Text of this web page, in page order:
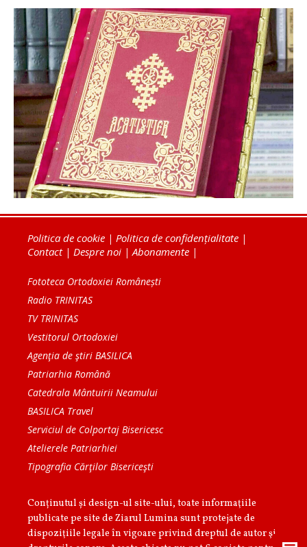
Politica de cookie | Politica de confidențialitate |
Contact| Despre noi | Abonamente |
Fototeca Ortodoxiei Românești
Radio TRINITAS
TV TRINITAS
Vestitorul Ortodoxiei
Agenţia de ştiri BASILICA
Patriarhia Română
Catedrala Mântuirii Neamului
BASILICA Travel
Serviciul de Colportaj Bisericesc
Atelierele Patriarhiei
Tipografia Cărţilor Bisericeşti
Conținutul și design-ul site-ului, toate informaţiile
publicate pe site de Ziarul Lumina sunt protejate de
dispoziţiile legale în vigoare privind dreptul de autor şi